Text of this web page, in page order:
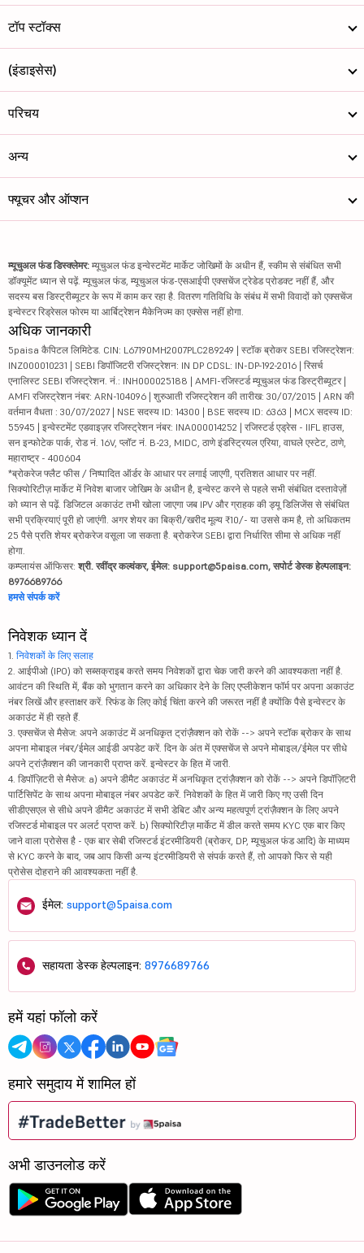
टॉप स्टॉक्स
(इंडाइसेस)
परिचय
अन्य
फ्यूचर और ऑप्शन
म्यूचुअल फंड डिस्क्लेमर: म्यूचुअल फंड इन्वेस्टमेंट मार्केट जोखिमों के अधीन हैं, स्कीम से संबंधित सभी
डॉक्यूमेंट ध्यान से पढ़ें. म्यूचुअल फंड, म्यूचुअल फंड-एसआईपी एक्सचेंज ट्रेडेड प्रोडक्ट नहीं हैं, और
सदस्य बस डिस्ट्रीब्यूटर के रूप में काम कर रहा है. वितरण गतिविधि के संबंध में सभी विवादों को एक्सचेंज
इन्वेस्टर रिड्रेसल फोरम या आर्बिट्रेशन मैकेनिज्म का एक्सेस नहीं होगा.
अधिक जानकारी
5paisa कैपिटल लिमिटेड. CIN: L67190MH2007PLC289249 | स्टॉक ब्रोकर SEBI रजिस्ट्रेशन:
INZ000010231 | SEBI डिपॉजिटरी रजिस्ट्रेशन: IN DP CDSL: IN-DP-192-2016 | रिसर्च
एनालिस्ट SEBI रजिस्ट्रेशन. नं.: INH000025188 | AMFI-रजिस्टर्ड म्यूचुअल फंड डिस्ट्रीब्यूटर |
AMFI रजिस्ट्रेशन नंबर: ARN-104096 | शुरुआती रजिस्ट्रेशन की तारीख: 30/07/2015 | ARN की
वर्तमान वैधता : 30/07/2027 | NSE सदस्य ID: 14300 | BSE सदस्य ID: 6363 | MCX सदस्य ID:
55945 | इन्वेस्टमेंट एडवाइज़र रजिस्ट्रेशन नंबर: INA000014252 | रजिस्टर्ड एड्रेस - IIFL हाउस,
सन इन्फोटेक पार्क, रोड नं. 16V, प्लॉट नं. B-23, MIDC, ठाणे इंडस्ट्रियल एरिया, वाघले एस्टेट, ठाणे,
महाराष्ट्र - 400604
*ब्रोकरेज फ्लैट फीस / निष्पादित ऑर्डर के आधार पर लगाई जाएगी, प्रतिशत आधार पर नहीं.
सिक्योरिटीज़ मार्केट में निवेश बाजार जोखिम के अधीन है, इन्वेस्ट करने से पहले सभी संबंधित दस्तावेज़ों
को ध्यान से पढ़ें. डिजिटल अकाउंट तभी खोला जाएगा जब IPV और ग्राहक की ड्यू डिलिजेंस से संबंधित
सभी प्रक्रियाएं पूरी हो जाएंगी. अगर शेयर का बिक्री/खरीद मूल्य ₹10/- या उससे कम है, तो अधिकतम
25 पैसे प्रति शेयर ब्रोकरेज वसूला जा सकता है. ब्रोकरेज SEBI द्वारा निर्धारित सीमा से अधिक नहीं
होगा.
कम्प्लायंस ऑफिसर: श्री. रवींद्र कल्वंकर, ईमेल: support@5paisa.com, सपोर्ट डेस्क हेल्पलाइन:
8976689766
हमसे संपर्क करें
निवेशक ध्यान दें
1. निवेशकों के लिए सलाह
2. आईपीओ (IPO) को सब्सक्राइब करते समय निवेशकों द्वारा चेक जारी करने की आवश्यकता नहीं है.
आवंटन की स्थिति में, बैंक को भुगतान करने का अधिकार देने के लिए एप्लीकेशन फॉर्म पर अपना अकाउंट
नंबर लिखें और हस्ताक्षर करें. रिफंड के लिए कोई चिंता करने की जरूरत नहीं है क्योंकि पैसे इन्वेस्टर के
अकाउंट में ही रहते हैं.
3. एक्सचेंज से मैसेज: अपने अकाउंट में अनधिकृत ट्रांज़ैक्शन को रोकें --> अपने स्टॉक ब्रोकर के साथ
अपना मोबाइल नंबर/ईमेल आईडी अपडेट करें. दिन के अंत में एक्सचेंज से अपने मोबाइल/ईमेल पर सीधे
अपने ट्रांज़ैक्शन की जानकारी प्राप्त करें. इन्वेस्टर के हित में जारी.
4. डिपॉज़िटरी से मैसेज: a) अपने डीमैट अकाउंट में अनधिकृत ट्रांज़ैक्शन को रोकें --> अपने डिपॉज़िटरी
पार्टिसिपेंट के साथ अपना मोबाइल नंबर अपडेट करें. निवेशकों के हित में जारी किए गए उसी दिन
सीडीएसएल से सीधे अपने डीमैट अकाउंट में सभी डेबिट और अन्य महत्वपूर्ण ट्रांज़ैक्शन के लिए अपने
रजिस्टर्ड मोबाइल पर अलर्ट प्राप्त करें. b) सिक्योरिटीज़ मार्केट में डील करते समय KYC एक बार किए
जाने वाला प्रोसेस है - एक बार सेबी रजिस्टर्ड इंटरमीडियरी (ब्रोकर, DP, म्यूचुअल फंड आदि) के माध्यम
से KYC करने के बाद, जब आप किसी अन्य इंटरमीडियरी से संपर्क करते हैं, तो आपको फिर से यही
प्रोसेस दोहराने की आवश्यकता नहीं है.
ईमेल: support@5paisa.com
सहायता डेस्क हेल्पलाइन: 8976689766
हमें यहां फॉलो करें
हमारे समुदाय में शामिल हों
अभी डाउनलोड करें